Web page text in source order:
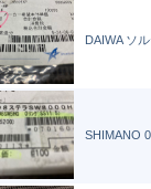
DAIWA ソ
SHIMANO